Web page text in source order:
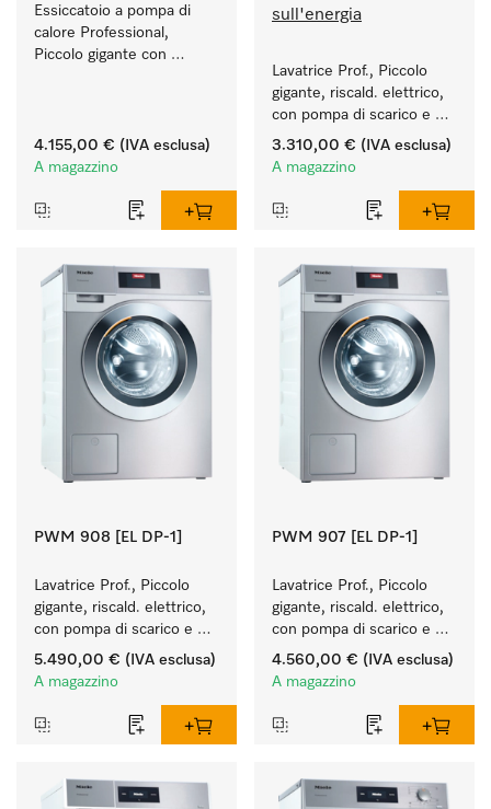
Essiccatoio a pompa di
calore Professional,
Piccolo gigante con
4.155,00 € (IVA esclusa)
A magazzino
sull'energia
Lavatrice Prof., Piccolo
gigante, riscald. elettrico,
con pompa di scarico e
programmi specifici per
target. Resa 7 kg
3.310,00 € (IVA esclusa)
A magazzino
PWM 908 [EL DP-1]
Lavatrice Prof., Piccolo
gigante, riscald. elettrico,
con pompa di scarico e
programmi specifici per
target. Resa 8 kg
5.490,00 € (IVA esclusa)
A magazzino
PWM 907 [EL DP-1]
Lavatrice Prof., Piccolo
gigante, riscald. elettrico,
con pompa di scarico e
programmi specifici per
target. Resa 7 kg
4.560,00 € (IVA esclusa)
A magazzino